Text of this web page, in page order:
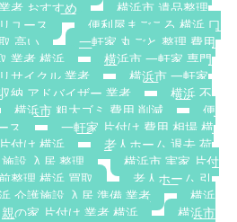
者 おすすめ
横浜市 遺品整理
ユース
便利屋まごころ 横浜 口
高い
一軒家 丸ごと 整理 費用
業者 横浜
横浜市 一軒家 専門
サイクル 業者
横浜市 一軒家
納 アドバイザー 業者
横浜 不
横浜市 粗大ゴミ 費用 削減
便
ス
一軒家 片付け 費用 相場 横
付け 横浜
老人ホーム 退去 荷
設 入居 整理
横浜市 実家 片付
整理 横浜 買取
老人ホーム 引
介護施設 入居 準備 業者
横浜
親の家 片付け 業者 横浜
横浜市